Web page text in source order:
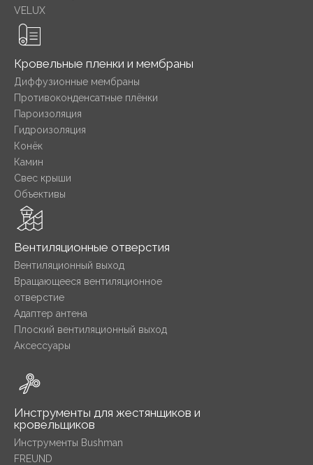
VELUX
Кровельные пленки и мембраны
Диффузионные мембраны
Противоконденсатные плёнки
Пароизоляция
Гидроизоляция
Конёк
Камин
Свес крыши
Объективы
Вентиляционные отверстия
Вентиляционный выход
Вращающееся вентиляционное
отверстие
Адаптер антена
Плоский вентиляционный выход
Аксессуары
Инструменты для жестянщиков и
кровельщиков
Инструменты Bushman
FREUND